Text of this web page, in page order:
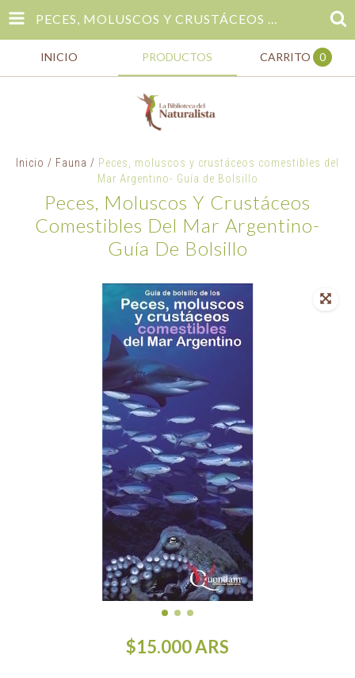
PECES, MOLUSCOS Y CRUSTÁCEOS COMESTIBLES DEL MAR ARGENTINO- GUÍA DE BOLSILLO
INICIO PRODUCTOS CARRITO 0
Inicio / Fauna / Peces, moluscos y crustáceos comestibles del
Mar Argentino- Guía de Bolsillo
Peces, Moluscos Y Crustáceos
Comestibles Del Mar Argentino-
Guía De Bolsillo
$15.000ARS